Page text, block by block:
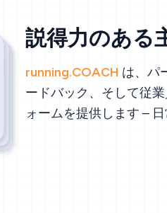
説得力のある
running.COACH は、パ
ードバック、そして従
ォームを提供します –